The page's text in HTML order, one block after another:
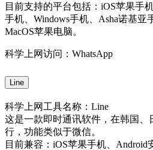
目前支持的平台包括：iOS苹果手
手机、Windows手机、Asha诺基亚
MacOS苹果电脑。
科学上网访问：WhatsApp
Line
科学上网工具名称：Line
这是一款即时通讯软件，在韩国
行，功能类似于微信。
目前兼容：iOS苹果手机、Android